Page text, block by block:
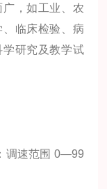
，如工业、农
临床检验、病
研究及教学试
调速范围 0—99